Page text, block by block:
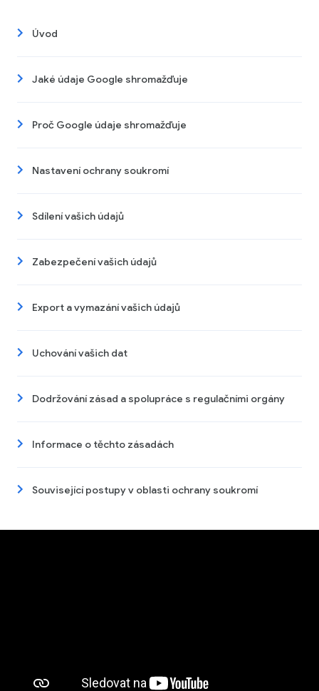
Úvod
Jaké údaje Google shromažďuje
Proč Google údaje shromažďuje
Nastavení ochrany soukromí
Sdílení vašich údajů
Zabezpečení vašich údajů
Export a vymazání vašich údajů
Uchování vašich dat
Dodržování zásad a spolupráce s regulačními orgány
Informace o těchto zásadách
Související postupy v oblasti ochrany soukromí